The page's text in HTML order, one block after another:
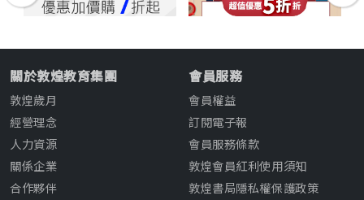
關於敦煌教育集團
敦煌歲月
經營理念
人力資源
關係企業
合作夥伴
會員服務
會員權益
訂閱電子報
會員服務條款
敦煌會員紅利使用須知
敦煌書局隱私權保護政策